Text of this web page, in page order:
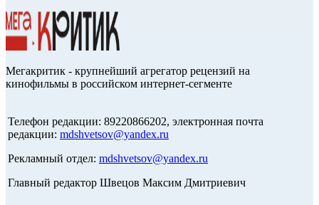
Мегакритик - крупнейший агрегатор рецензий на
кинофильмы в российском интернет-сегменте
Телефон редакции: 89220866202, электронная почта
редакции: mdshvetsov@yandex.ru
Рекламный отдел: mdshvetsov@yandex.ru
Главный редактор Швецов Максим Дмитриевич